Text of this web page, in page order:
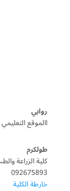
روابي
االموقع
طولكرم
كلية الزراعة
092675893
خارطة الكلية